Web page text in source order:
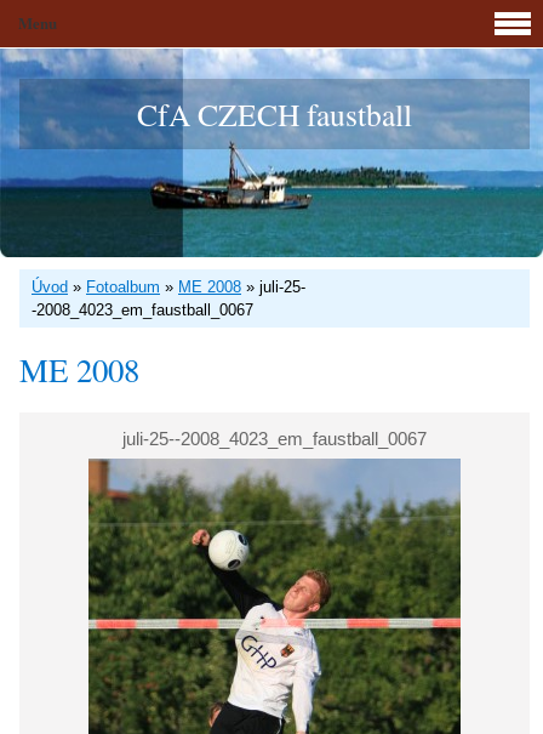
CfA CZECH faustball
Úvod » Fotoalbum » ME 2008 » juli-25-
-2008_4023_em_faustball_0067
ME 2008
juli-25--2008_4023_em_faustball_0067
Menu